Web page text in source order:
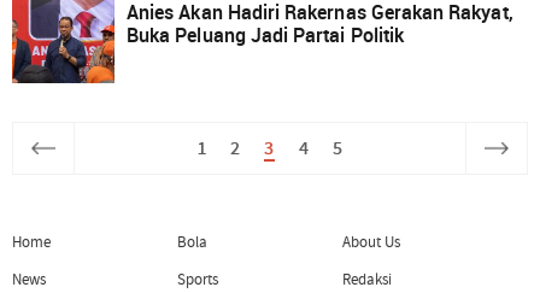
Anies Akan Hadiri Rakernas Gerakan Rakyat,
Buka Peluang Jadi Partai Politik
1 2 3 4 5
Home
News
Bola
Sports
About Us
Redaksi